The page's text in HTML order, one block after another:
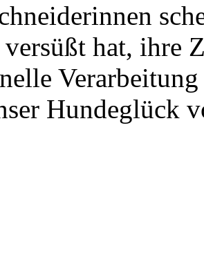
versüßt hat, ihre
Hundeglück